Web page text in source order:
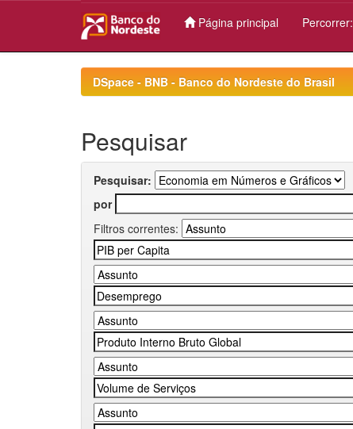
Página principal Percorrer:
DSpace - BNB - Banco do Nordeste do Brasil
Pesquisar
Pesquisar:
por
Filtros correntes: